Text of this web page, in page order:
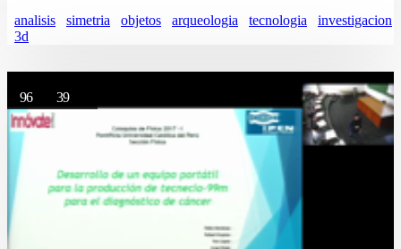
analisis simetria objetos arqueologia tecnologia
investigacion
3d
96 39